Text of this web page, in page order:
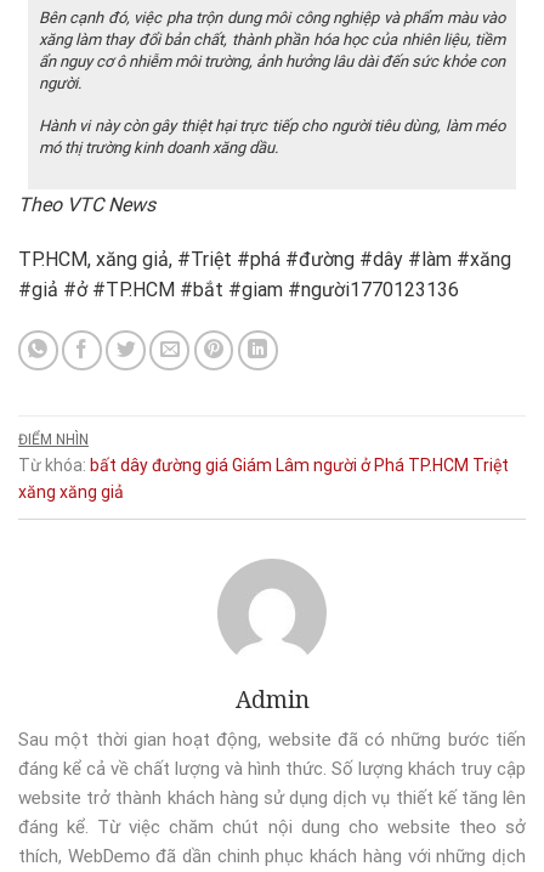
Bên cạnh đó, việc pha trộn dung môi công nghiệp và phẩm màu vào
xăng làm thay đổi bản chất, thành phần hóa học của nhiên liệu, tiềm
ẩn nguy cơ ô nhiễm môi trường, ảnh hưởng lâu dài đến sức khỏe con
người.
Hành vi này còn gây thiệt hại trực tiếp cho người tiêu dùng, làm méo
mó thị trường kinh doanh xăng dầu.
Theo VTC News
TP.HCM, xăng giả, #Triệt #phá #đường #dây #làm #xăng
#giả #ở #TP.HCM #bắt #giam #người1770123136
ĐIỂM NHÌN
Từ khóa: bất dâyđường giáGiám Lâm người ở Phá TP.HCM Triệt
xăng xăng giả
Admin
Sau một thời gian hoạt động, website đã có những bước tiến
đáng kể cả về chất lượng và hình thức. Số lượng khách truy cập
website trở thành khách hàng sử dụng dịch vụ thiết kế tăng lên
đáng kể. Từ việc chăm chút nội dung cho website theo sở
thích, WebDemo đã dần chinh phục khách hàng với những dịch